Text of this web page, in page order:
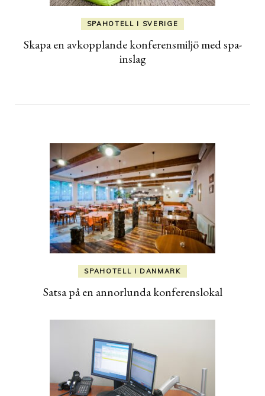
SPAHOTELL I SVERIGE
Skapa en avkopplande konferensmiljö med spa-
inslag
SPAHOTELL I DANMARK
Satsa på en annorlunda konferenslokal